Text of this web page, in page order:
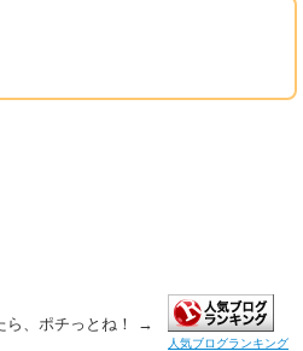
ら、ポチっとね！ →
人気ブログランキング